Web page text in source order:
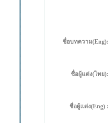
ชื่อบทความ(Eng):
ชื่อผู้แต่ง(ไทย):
ชื่อผู้แต่ง(Eng) :